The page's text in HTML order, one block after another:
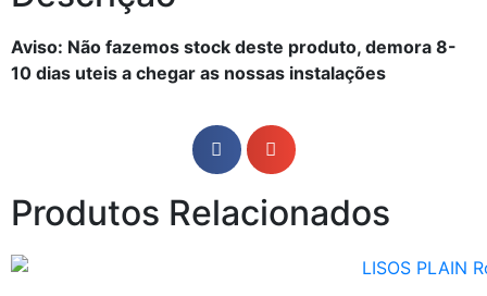
Aviso: Não fazemos stock deste produto, demora 8-
10 dias uteis a chegar as nossas instalações
Produtos Relacionados